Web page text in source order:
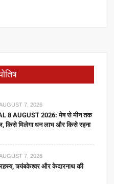
7, 2026
8 AUGUST 2026: मेष से मीन तक
किसे मिलेगा धन लाभ और किसे रहना
7, 2026
त्र्यंबकेश्वर और केदारनाथ की